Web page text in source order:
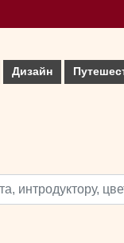
Дизайн